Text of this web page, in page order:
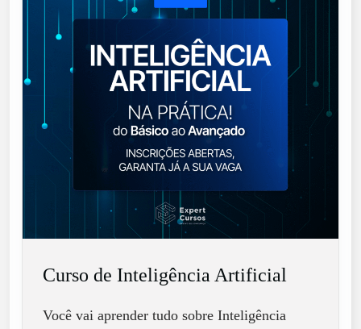
Curso de Inteligência Artificial
Você vai aprender tudo sobre Inteligência